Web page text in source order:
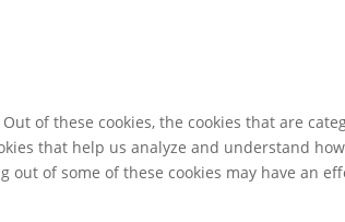
of these cookies, the cookies that are
that help us analyze and understand
of some of these cookies may have an